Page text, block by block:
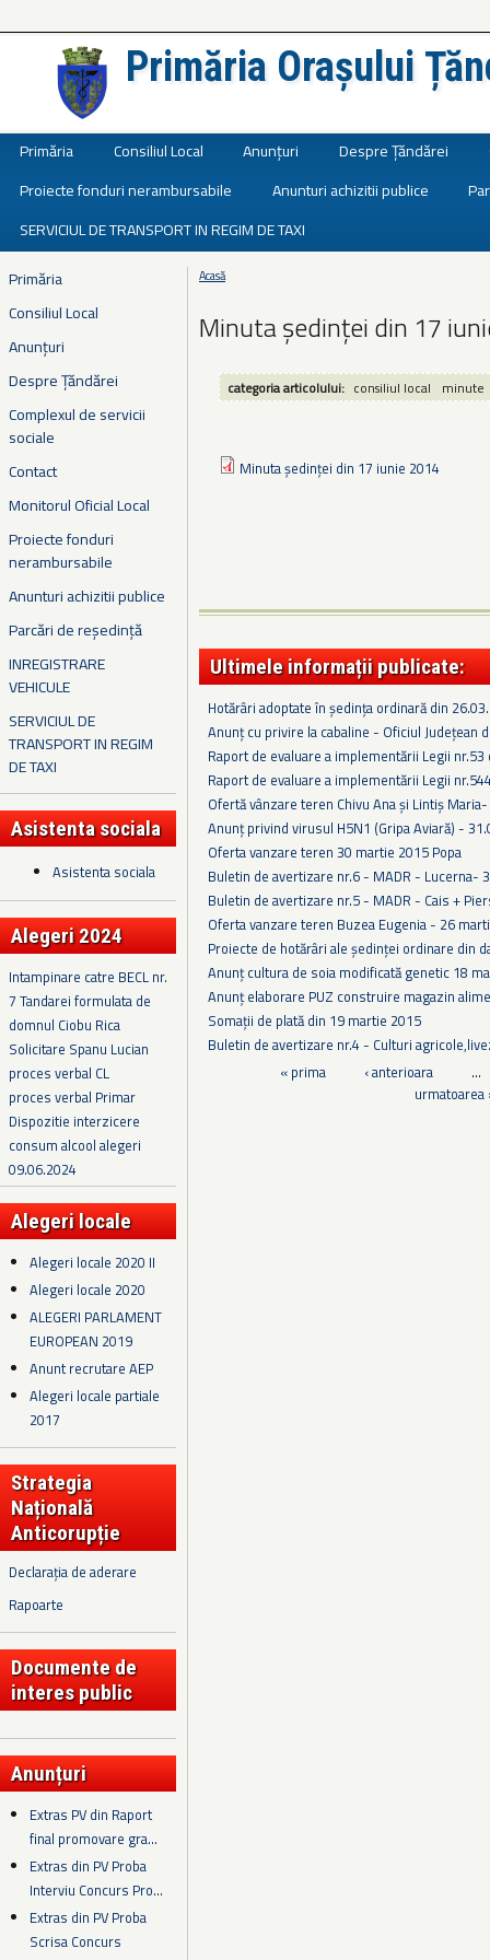
Primăria Orașului
Primăria Consiliul Local Anunțuri Despre Țăndărei
Proiecte fonduri nerambursabile
Anunturi achizitii publice
SERVICIUL DE TRANSPORT IN REGIM DE TAXI
Primăria
Consiliul Local
Anunțuri
Despre Țăndărei
Complexul de servicii
sociale
Contact
Monitorul Oficial Local
Proiecte fonduri
nerambursabile
Anunturi achizitii publice
Parcări de reședință
INREGISTRARE
VEHICULE
SERVICIUL DE
TRANSPORT IN REGIM
DE TAXI
Asistenta sociala
Asistenta sociala
Alegeri 2024
Intampinare catre BECL nr.
7 Tandarei formulata de
domnul Ciobu Rica
Solicitare Spanu Lucian
proces verbal CL
proces verbal Primar
Dispozitie interzicere
consum alcool alegeri
09.06.2024
Alegeri locale
Alegeri locale 2020 II
Alegeri locale 2020
ALEGERI PARLAMENT
EUROPEAN 2019
Anunt recrutare AEP
Alegeri locale partiale
2017
Strategia
Națională
Anticorupție
Declarația de aderare
Rapoarte
Documente de
interes public
Anunțuri
Extras PV din Raport
final promovare gra...
Extras din PV Proba
Interviu Concurs Pro...
Extras din PV Proba
Scrisa Concurs
Eşti aici
Acasă
Minuta ședinței din 17
categoria articolului: consiliul local minute
Minuta ședinței din 17 iunie 2014
Ultimele informații publicate:
Hotărâri adoptate în ședința ordinară din
Anunț cu privire la cabaline - Oficiul Județean
Raport de evaluare a implementării Legii
Raport de evaluare a implementării Legii
Ofertă vânzare teren Chivu Ana și Lintiș
Anunț privind virusul H5N1 (Gripa Aviară) -
Oferta vanzare teren 30 martie 2015 Popa
Buletin de avertizare nr.6 - MADR - Lucerna-
Buletin de avertizare nr.5 - MADR - Cais +
Oferta vanzare teren Buzea Eugenia - 26
Proiecte de hotărâri ale ședinței ordinare din
Anunț cultura de soia modificată genetic 18
Anunț elaborare PUZ construire magazin
Somații de plată din 19 martie 2015
Buletin de avertizare nr.4 - Culturi
« prima ‹ anterioara
…
urmatoarea